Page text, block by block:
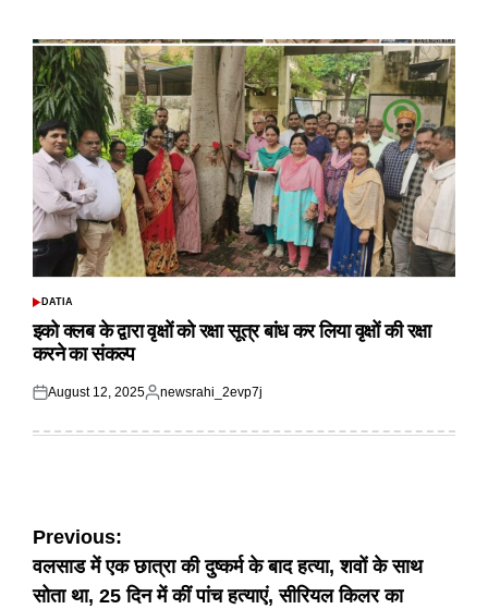
POSTED
DATIA
इको क्लब के द्वारा वृक्षों को रक्षा सूत्र बांध कर लिया वृक्षों की रक्षा
करने का संकल्प
Posted
August 12, 2025
Posted
newsrahi_2evp7j
Post
navigation
Previous:
वलसाड में एक छात्रा की दुष्कर्म के बाद हत्या, शवों के साथ
सोता था, 25 दिन में कीं पांच हत्याएं, सीरियल किलर का